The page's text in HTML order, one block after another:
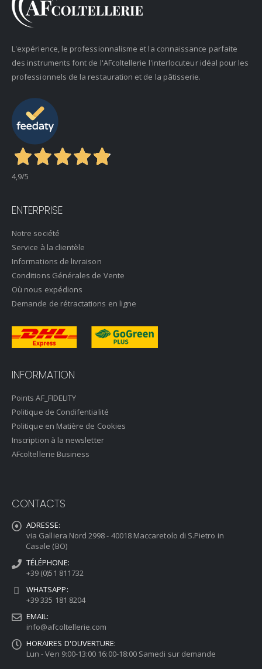
L'expérience, le professionnalisme et la connaissance parfaite
des instruments font de l'AFcoltellerie l'interlocuteur idéal pour les
professionnels de la restauration et de la pâtisserie.
4,9/5
ENTERPRISE
Notre société
Service à la clientèle
Informations de livraison
Conditions Générales de Vente
Où nous expédions
Demande de rétractations en ligne
INFORMATION
Points AF_FIDELITY
Politique de Condifentialité
Politique en Matière de Cookies
Inscription à la newsletter
AFcoltellerie Business
CONTACTS
ADRESSE:
via Galliera Nord 2998 - 40018 Maccaretolo di S.Pietro in
Casale (BO)
TÉLÉPHONE:
+39 (0)51 811732
WHATSAPP:
+39 335 181 8204
EMAIL:
info@afcoltellerie.com
HORAIRES D'OUVERTURE:
Lun - Ven 9:00-13:00 16:00-18:00 Samedi sur demande